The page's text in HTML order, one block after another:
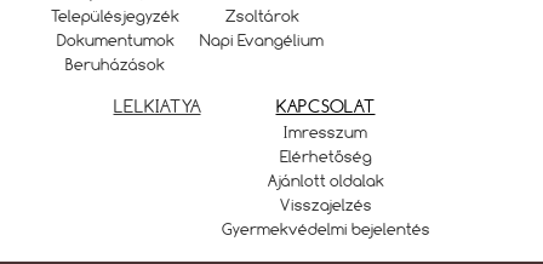
Településjegyzék
Dokumentumok
Beruházások
Zsoltárok
Napi Evangélium
LELKIATYA KAPCSOLAT
Imresszum
Elérhetőség
Ajánlott oldalak
Visszajelzés
Gyermekvédelmi bejelentés